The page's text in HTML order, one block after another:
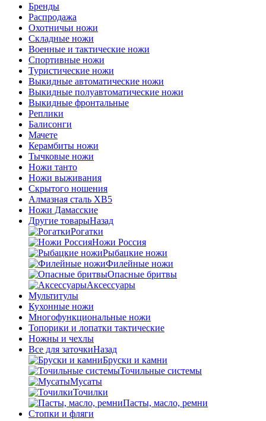
Бренды
Распродажа
Охотничьи ножи
Складные ножи
Военные и тактические ножи
Спортивные ножи
Туристические ножи
Выкидные автоматические ножи
Выкидные полуавтоматические ножи
Выкидные фронтальные
Реплики
Балисонги
Мачете
Керамбиты ножи
Тычковые ножи
Ножи танто
Ножи выживания
Скрытого ношения
Алмазная сталь ХВ5
Ножи Дамасские
Другие товарыНазад
Рогатки
Ножи Россия
Рыбацкие ножи
Филейные ножи
Опасные бритвы
Аксессуары
Мультитулы
Кухонные ножи
Многофункциональные ножи
Топорики и лопатки тактические
Ножны и чехлы
Все для заточкиНазад
Бруски и камни
Точильные системы
Мусаты
Точилки
Пасты, масло, ремни
Стопки и фляги